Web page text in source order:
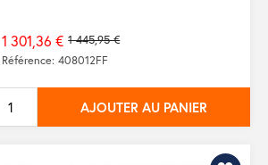
Prix
base
1 445,95 €
1 301,36 €
Référence: 408012FF
AJOUTER AU PANIER